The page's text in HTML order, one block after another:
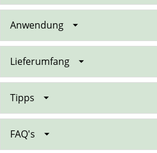
Anwendung
Lieferumfang
Tipps
FAQ's